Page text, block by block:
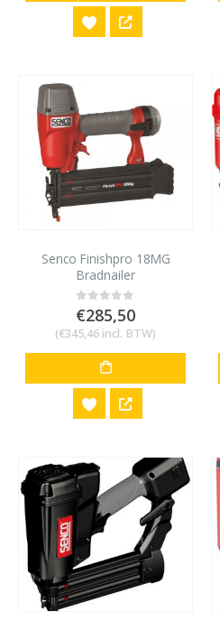
Senco Finishpro 18MG
Bradnailer
0out of 5
€285,50
(€345,46 incl. BTW)